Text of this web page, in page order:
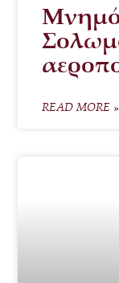
READ MORE »